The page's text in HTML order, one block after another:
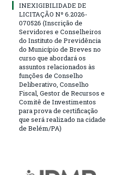
INEXIGIBILIDADE DE
LICITAÇÃO Nº 6.2026-
070526 (Inscrição de
Servidores e Conselheiros
do Instituto de Previdência
do Município de Breves no
curso que abordará os
assuntos relacionados às
funções de Conselho
Deliberativo, Conselho
Fiscal, Gestor de Recursos e
Comitê de Investimentos
para prova de certificação
que será realizado na cidade
de Belém/PA)